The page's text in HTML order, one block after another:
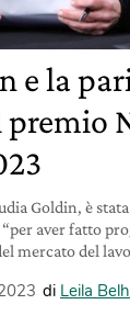
e la
premio
Goldin, è
aver fatto
mercato del
di Leila